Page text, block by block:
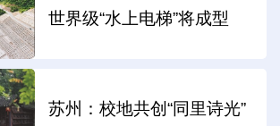
世界级“水上电梯”将成型
苏州：校地共创“同里诗光”